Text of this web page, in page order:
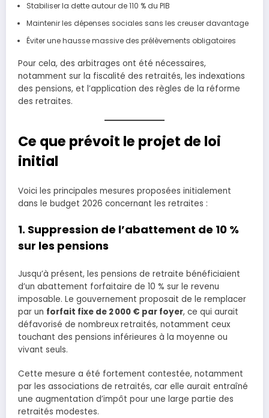
Stabiliser la dette autour de 110 % du PIB
Maintenir les dépenses sociales sans les creuser davantage
Éviter une hausse massive des prélèvements obligatoires
Pour cela, des arbitrages ont été nécessaires,
notamment sur la fiscalité des retraités, les indexations
des pensions, et l’application des règles de la réforme
des retraites.
Ce que prévoit le projet de loi
initial
Voici les principales mesures proposées initialement
dans le budget 2026 concernant les retraites :
1. Suppression de l’abattement de 10 %
sur les pensions
Jusqu’à présent, les pensions de retraite bénéficiaient
d’un abattement forfaitaire de 10 % sur le revenu
imposable. Le gouvernement proposait de le remplacer
par un forfait fixe de 2 000 € par foyer, ce qui aurait
défavorisé de nombreux retraités, notamment ceux
touchant des pensions inférieures à la moyenne ou
vivant seuls.
Cette mesure a été fortement contestée, notamment
par les associations de retraités, car elle aurait entraîné
une augmentation d’impôt pour une large partie des
retraités modestes.